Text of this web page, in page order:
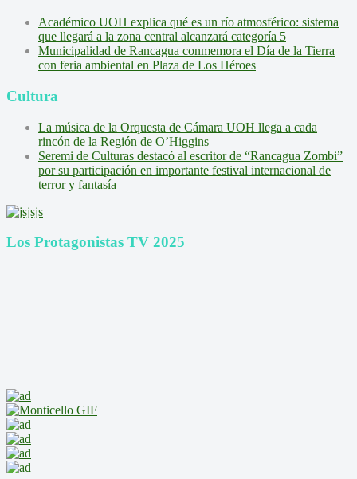
Académico UOH explica qué es un río atmosférico: sistema
que llegará a la zona central alcanzará categoría 5
Municipalidad de Rancagua conmemora el Día de la Tierra
con feria ambiental en Plaza de Los Héroes
Cultura
La música de la Orquesta de Cámara UOH llega a cada
rincón de la Región de O’Higgins
Seremi de Culturas destacó al escritor de “Rancagua Zombi”
por su participación en importante festival internacional de
terror y fantasía
Los Protagonistas TV 2025